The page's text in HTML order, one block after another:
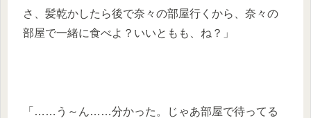
さ、髪乾かしたら後で奈々の部屋行くから、奈々の
部屋で一緒に食べよ？いいともも、ね？」
「……う～ん……分かった。じゃあ部屋で待ってる